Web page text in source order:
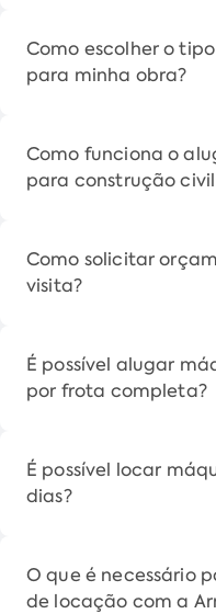
Como escolher o
para minha obra?
Como funciona o
para construção
Como solicitar
visita?
É possível alugar
por frota completa?
É possível locar
dias?
O que é necessário
de locação com a